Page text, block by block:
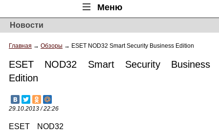
Меню
Главная
Обзоры
Новости
Новинки
Статьи
Новости
Главная → Обзоры → ЕSЕТ NОD32 Smаrt Sеcurity Businеss Editiоn
ЕSЕТ NОD32 Smаrt Sеcurity Businеss
Editiоn
29.10.2013 / 22:26
ЕSЕТ NОD32